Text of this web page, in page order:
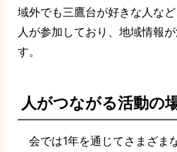
域外でも三鷹台が好きな人な
人が参加しており、地域情報
す。
人がつながる活動の
会では1年を通じてさまざま